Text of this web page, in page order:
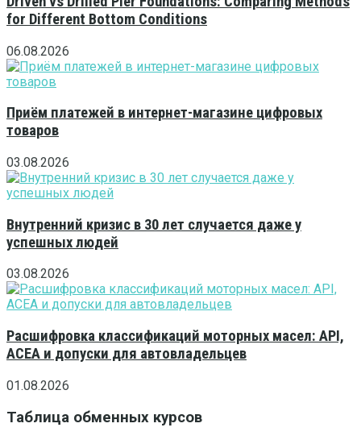
for Different Bottom Conditions
06.08.2026
Приём платежей в интернет-магазине цифровых
товаров
03.08.2026
Внутренний кризис в 30 лет случается даже у
успешных людей
03.08.2026
Расшифровка классификаций моторных масел: API,
ACEA и допуски для автовладельцев
01.08.2026
Таблица обменных курсов